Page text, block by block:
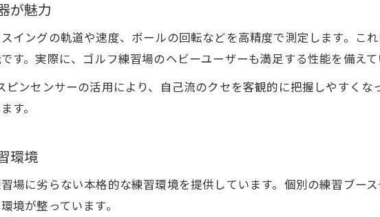
ゴルフ練習場利用者が実践するリラックス術
ゴルフ練習場体験と組み合わせる癒しの過ごし方
2025年注目のゴルフバー活用アイデア
ゴルフ練習場の進化型バーを使いこなすコツ
ゴルフ練習場帰りにおすすめの活用パターン
が魅力
イングの軌道や速度、ボールの回転などを高精度で測定します。こ
す。実際に、ゴルフ練習場のヘビーユーザーも満足する性能を備えて
ンセンサーの活用により、自己流のクセを客観的に把握しやすくな
す。
環境
場に劣らない本格的な練習環境を提供しています。個別の練習ブー
境が整っています。